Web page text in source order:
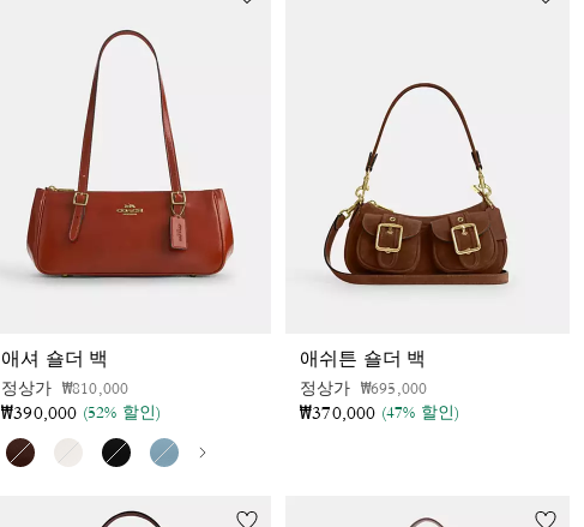
애셔 숄더 백
정상가 가격 인하 전
₩810,000인하됨
₩390,000 (52% 할인)
애쉬튼 숄더 백
정상가 가격 인하 전
₩695,000인하됨
₩370,000 (47% 할인)